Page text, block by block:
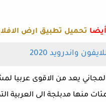
تحميل تطبيق ارض
واندرويد 2020
المجاني يعد من الاقوى عربيا
منها مدبلجة الى